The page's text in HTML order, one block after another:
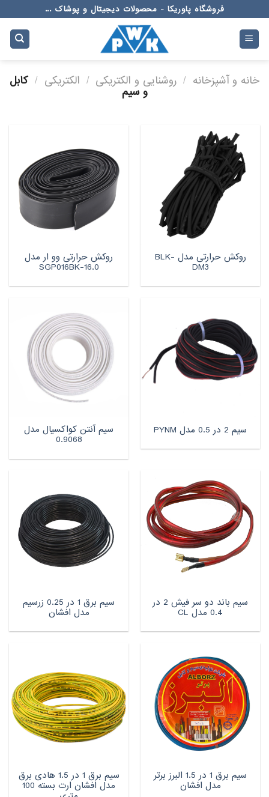
to
content
فروشگاه پاوریکا - محصولات دیجیتال و پوشاک ...
خانه و آشپزخانه / روشنایی و الکتریکی / الکتریکی / کابل
و سیم
روکش حرارتی مدل BLK-
DM3
روکش حرارتی وو ار مدل
16.0-SGP016BK
سیم 2 در 0.5 مدل PYNM سیم آنتن کواکسیال مدل
0.9068
سیم باند دو سر فیش 2 در
0.4 مدل CL
سیم برق 1 در 0.25 زرسیم
مدل افشان
سیم برق 1 در 1.5 البرز برتر
مدل افشان
سیم برق 1 در 1.5 هادی برق
مدل افشان ارت بسته 100